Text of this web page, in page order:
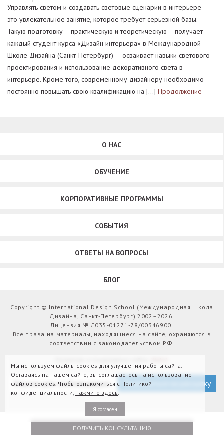
Управлять светом и создавать световые сценарии в интерьере –
это увлекательное занятие, которое требует серьезной базы.
Такую подготовку – практическую и теоретическую – получает
каждый студент курса «Дизайн интерьера» в Международной
Школе Дизайна (Санкт-Петербург) — осваивает навыки светового
проектирования и использование декоративного света в
интерьере. Кроме того, современному дизайнеру необходимо
постоянно повышать свою квалификацию на […] Продолжение
О НАС
ОБУЧЕНИЕ
КОРПОРАТИВНЫЕ ПРОГРАММЫ
СОБЫТИЯ
ОТВЕТЫ НА ВОПРОСЫ
БЛОГ
Copyright © International Design School (Международная Школа
Дизайна, Санкт-Петербург) 2002–2026.
Лицензия № Л035-01271-78/00346900.
Все права на материалы, находящиеся на сайте, охраняются в
соответствии с законодательством РФ.
Версия для слабовидящих Подписаться на рассылку
ПОЛУЧИТЬ КОНСУЛЬТАЦИЮ
Мы используем файлы cookies для улучшения работы сайта.
Оставаясь на нашем сайте, вы соглашаетесь на использование
файлов cookies. Чтобы ознакомиться с Политикой
конфиденциальности, нажмите здесь.
Я согласен